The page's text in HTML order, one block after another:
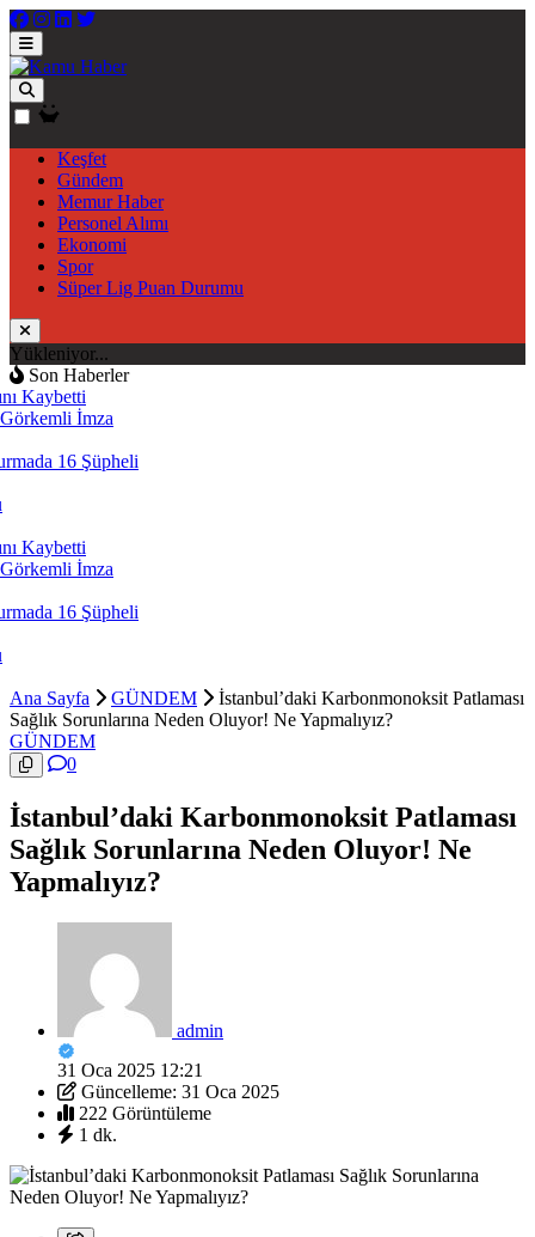
Keşfet
Gündem
Memur Haber
Personel Alımı
Ekonomi
Spor
Süper Lig Puan Durumu
Yükleniyor...
Son Haberler
Kaybetti
İmza
16 Şüpheli
Kaybetti
İmza
16 Şüpheli
Ana Sayfa GÜNDEM
İstanbul’daki Karbonmonoksit Patlaması
Sağlık Sorunlarına Neden Oluyor! Ne Yapmalıyız?
GÜNDEM
0
İstanbul’daki Karbonmonoksit Patlaması
Sağlık Sorunlarına Neden Oluyor! Ne
Yapmalıyız?
admin
31 Oca 2025 12:21
Güncelleme: 31 Oca 2025
222 Görüntüleme
1 dk.